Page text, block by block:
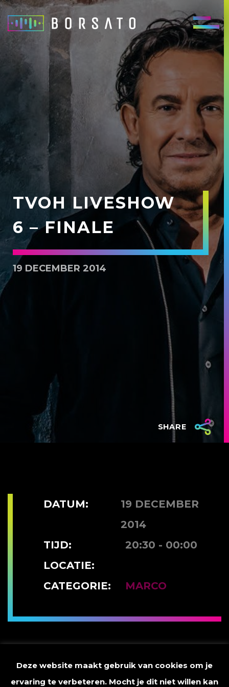
TVOH LIVESHOW
6 – FINALE
19 DECEMBER 2014
SHARE
DATUM:
19 DECEMBER
2014
TIJD:
20:30 - 00:00
LOCATIE:
CATEGORIE:
MARCO
Deze website maakt gebruik van cookies om je
ervaring te verbeteren. Mocht je dit niet willen kan